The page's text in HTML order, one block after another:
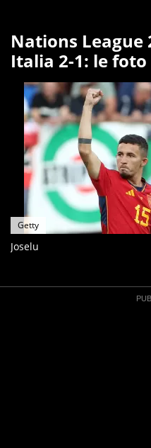
Nations League
Italia 2-1: le foto
Getty
Joselu